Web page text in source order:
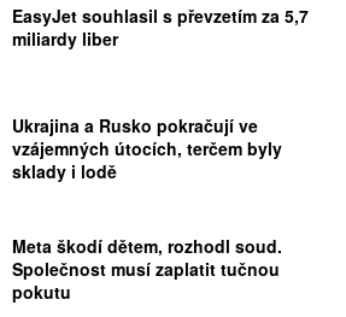
EasyJet souhlasil s převzetím za 5,7
miliardy liber
Ukrajina a Rusko pokračují ve
vzájemných útocích, terčem byly
sklady i lodě
Meta škodí dětem, rozhodl soud.
Společnost musí zaplatit tučnou
pokutu